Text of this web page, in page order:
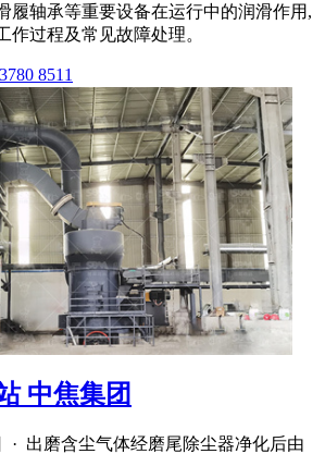
履轴承等重要设备在运行中的润滑作用,
作过程及常见故障处理。
8511
中焦集团
· 出磨含尘气体经磨尾除尘器净化后由